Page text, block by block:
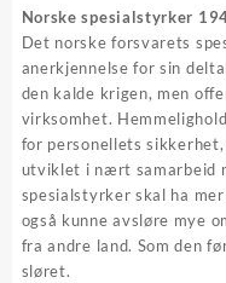
var:
kr 449,00.
er:
kr
Norske spesialstyrker
Det norske forsvarets
anerkjennelse for sin
den kalde krigen, men
virksomhet.
for personellets
utviklet i nært samarbeid
spesialstyrker skal ha
også kunne avsløre mye
fra andre land. Som den
sløret.